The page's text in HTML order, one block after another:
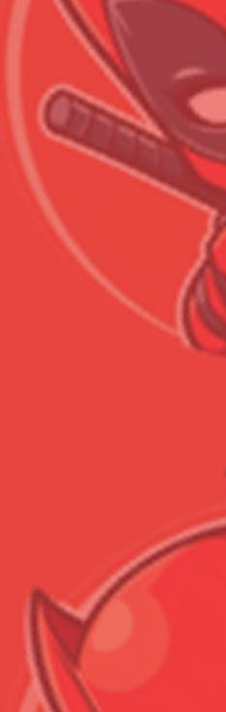
Всего позиций в корзине
Всего товара в корзине
Сумма к оплате (без